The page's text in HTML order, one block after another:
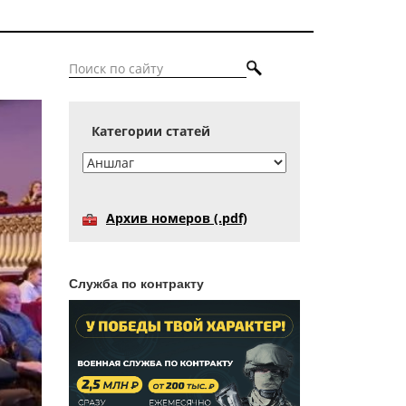
Категории статей
Архив номеров (.pdf)
Служба по контракту